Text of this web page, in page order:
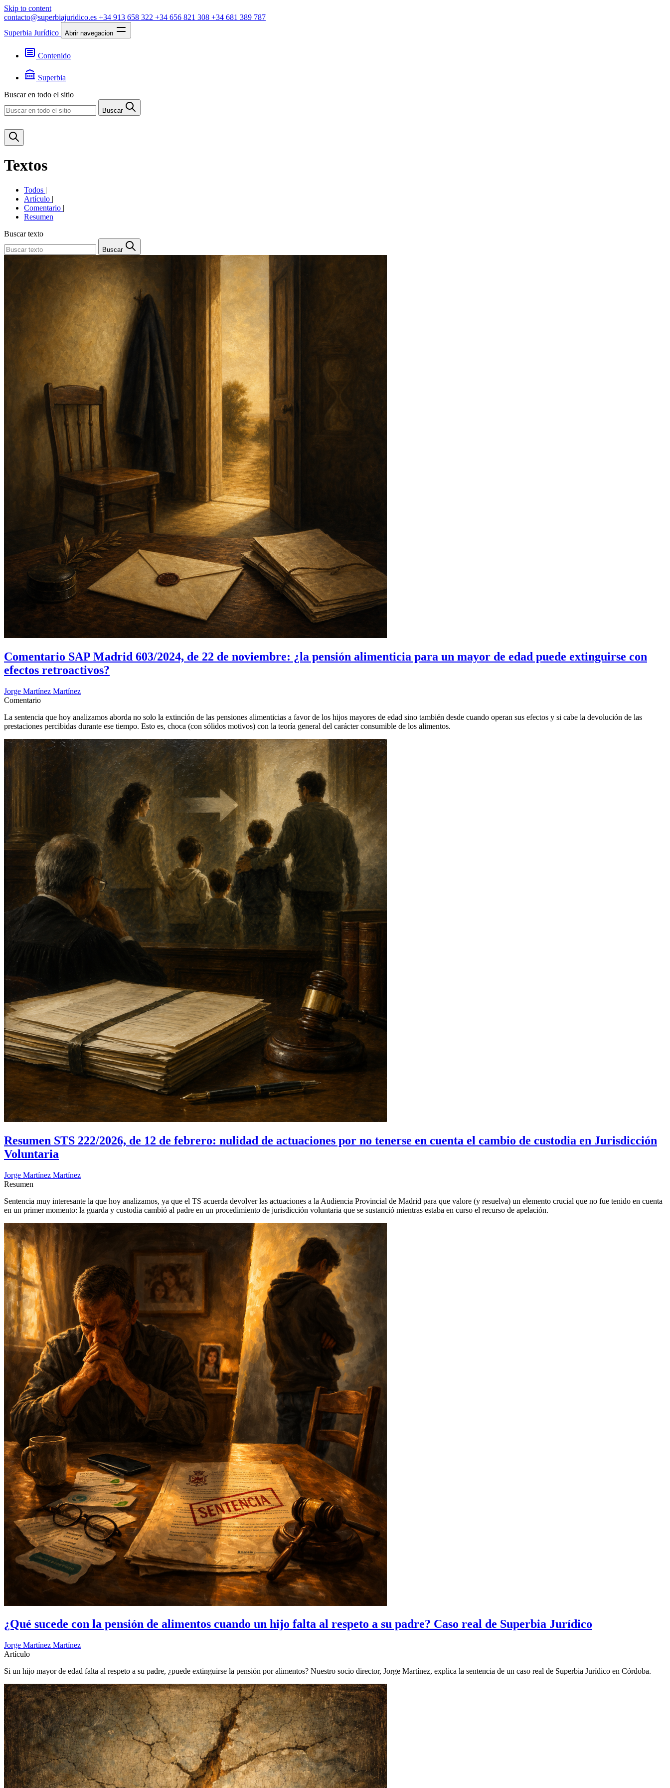
Skip to content
contacto@superbiajuridico.es +34 913 658 322 +34 656 821 308 +34 681 389 787
Superbia Jurídico
Abrir navegacion
Contenido
Jurisprudencia
Noticias
Superbia
Contacto
Buscar en todo el sitio
Buscar
Textos
Todos |
Artículo |
Comentario |
Resumen
Buscar texto
Buscar
Comentario SAP Madrid 603/2024, de 22 de noviembre: ¿la pensión alimenticia para un mayor de edad puede extinguirse con
efectos retroactivos?
Jorge Martínez Martínez
Comentario
La sentencia que hoy analizamos aborda no solo la extinción de las pensiones alimenticias a favor de los hijos mayores de edad sino también desde cuando operan sus efectos y si cabe la devolución de las
prestaciones percibidas durante ese tiempo. Esto es, choca (con sólidos motivos) con la teoría general del carácter consumible de los alimentos.
Resumen STS 222/2026, de 12 de febrero: nulidad de actuaciones por no tenerse en cuenta el cambio de custodia en Jurisdicción
Voluntaria
Jorge Martínez Martínez
Resumen
Sentencia muy interesante la que hoy analizamos, ya que el TS acuerda devolver las actuaciones a la Audiencia Provincial de Madrid para que valore (y resuelva) un elemento crucial que no fue tenido en cuenta
en un primer momento: la guarda y custodia cambió al padre en un procedimiento de jurisdicción voluntaria que se sustanció mientras estaba en curso el recurso de apelación.
¿Qué sucede con la pensión de alimentos cuando un hijo falta al respeto a su padre? Caso real de Superbia Jurídico
Jorge Martínez Martínez
Artículo
Si un hijo mayor de edad falta al respeto a su padre, ¿puede extinguirse la pensión por alimentos? Nuestro socio director, Jorge Martínez, explica la sentencia de un caso real de Superbia Jurídico en Córdoba.